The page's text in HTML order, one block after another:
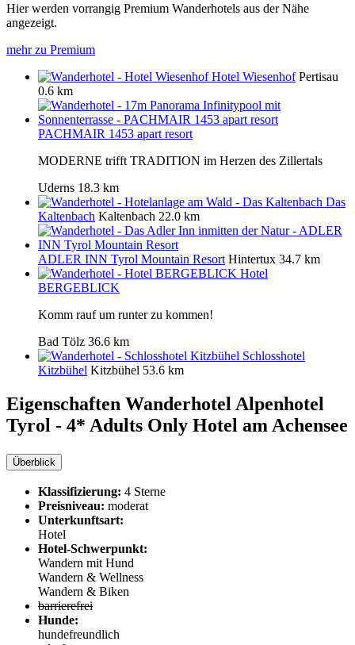
Hier werden vorrangig Premium Wanderhotels aus der Nähe
angezeigt.
mehr zu Premium
Hotel Wiesenhof Pertisau
0.6 km
PACHMAIR 1453 apart resort
MODERNE trifft TRADITION im Herzen des Zillertals
Uderns 18.3 km
Das
Kaltenbach Kaltenbach 22.0 km
ADLER INN Tyrol Mountain Resort Hintertux 34.7 km
Hotel
BERGEBLICK
Komm rauf um runter zu kommen!
Bad Tölz 36.6 km
Schlosshotel
Kitzbühel Kitzbühel 53.6 km
Eigenschaften Wanderhotel Alpenhotel
Tyrol - 4* Adults Only Hotel am Achensee
Überblick
Klassifizierung: 4 Sterne
Preisniveau: moderat
Unterkunftsart:
Hotel
Hotel-Schwerpunkt:
Wandern mit Hund
Wandern & Wellness
Wandern & Biken
barrierefrei
Hunde:
hundefreundlich